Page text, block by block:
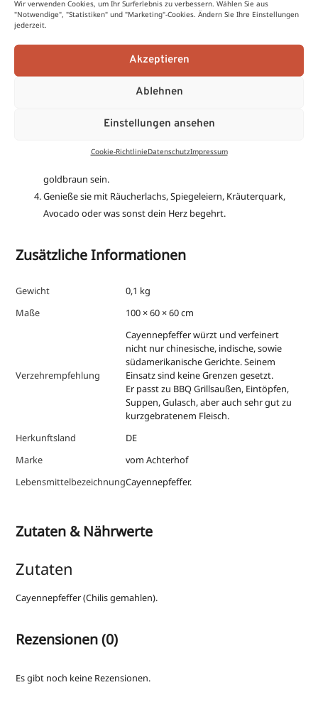
Wir verwenden Cookies, um Ihr Surferlebnis zu verbessern. Wählen Sie aus
"Notwendige", "Statistiken" und "Marketing"-Cookies. Ändern Sie Ihre Einstellungen
jederzeit.
Akzeptieren
Ablehnen
Einstellungen ansehen
Cookie-RichtlinieDatenschutzImpressum
Reibe die Zucchini und die Karotten klein und drücke die
Flüssigkeit durch ein Sieb aus.
Schneide die Zwiebel möglichst klein und vermische alle
Zutaten bis auf das Pflanzenöl miteinander. Der Teig sollte
nicht zu flüssig sein, das Ei bzw. das Johannisbrotkernmehl
und gebe mit dem Löffel kleine Teighäufchen hinein. Drücke
goldbraun sein.
Genieße sie mit Räucherlachs, Spiegeleiern, Kräuterquark,
Avocado oder was sonst dein Herz begehrt.
Zusätzliche Informationen
Gewicht
0,1 kg
Maße
100 × 60 × 60 cm
Verzehrempfehlung
Cayennepfeffer würzt und verfeinert
nicht nur chinesische, indische, sowie
südamerikanische Gerichte. Seinem
Einsatz sind keine Grenzen gesetzt.
Er passt zu BBQ Grillsaußen, Eintöpfen,
Suppen, Gulasch, aber auch sehr gut zu
kurzgebratenem Fleisch.
Herkunftsland
DE
Marke
vom Achterhof
LebensmittelbezeichnungCayennepfeffer.
Zutaten & Nährwerte
Zutaten
Cayennepfeffer (Chilis gemahlen).
Rezensionen (0)
Es gibt noch keine Rezensionen.